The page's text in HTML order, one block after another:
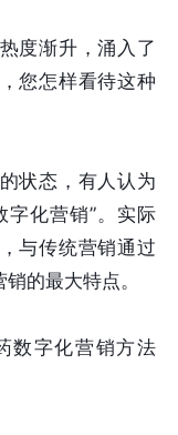
度渐升，涌入了
您怎样看待这种
状态，有人认为
字化营销”。实际
与传统营销通过
的最大特点。
数字化营销方法